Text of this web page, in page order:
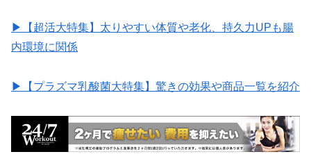
▶︎【超活大特集】太りやすい体質や老化、持久力UPも腸
内環境に関係
▶︎【プラズマ乳酸菌大特集】驚きの効果や商品一覧を紹介